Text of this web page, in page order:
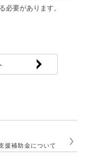
必要があります。
援補助金について